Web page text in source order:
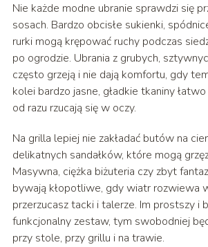
Nie każde modne ubranie sprawdzi się
sosach. Bardzo obcisłe sukienki,
rurki mogą krępować ruchy podczas
po ogrodzie. Ubrania z grubych,
często grzeją i nie dają komfortu, gdy
kolei bardzo jasne, gładkie tkaniny
od razu rzucają się w oczy.
Na grilla lepiej nie zakładać butów na
delikatnych sandałków, które mogą
Masywna, ciężka biżuteria czy zbyt
bywają kłopotliwe, gdy wiatr rozwiewa
przerzucasz tacki i talerze. Im prostszy i
funkcjonalny zestaw, tym swobodniej
przy stole, przy grillu i na trawie.